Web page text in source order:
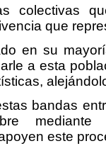
colectivas
que
en su
a esta
bandas
mediante
este